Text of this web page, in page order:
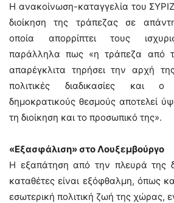
Η ανακοίνωση-καταγγελία του
διοίκηση της τράπεζας σε
οποία απορρίπτει τους
παράλληλα πως «η τράπεζα από
απαρέγκλιτα τηρήσει την αρχή
πολιτικές διαδικασίες και
δημοκρατικούς θεσμούς αποτελεί
τη διοίκηση και το προσωπικό της».
«Εξασφάλιση» στο Λουξεμβούργο
Η εξαπάτηση από την πλευρά της
καταθέτες είναι εξόφθαλμη, όπως
εσωτερική πολιτική ζωή της χώρας,